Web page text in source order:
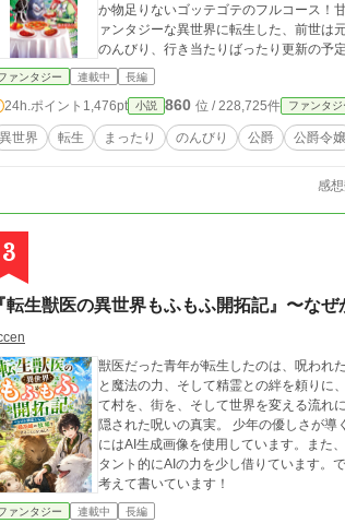
か物足りないゴッテゴテのフルコース！
ァンタジーな異世界に転生した、前世は元
のんびり、行き当たりばったり更新の予
ァンタジー 連載中 長編
24h.ポイント 1,476pt 小説 860 位 / 228,725件 ファンタジ
異世界 転生 まったり のんびり 公爵 公爵令嬢
感
3
転生獣医の異世界もふもふ開拓記』〜な
獣医だった青年が転生したのは、呪われた荒れ地を与えられ
と魔法の力、そして精霊との絆を頼りに
て村を、街を、そして世界を変える流れに――。 温かな仲間との絆、魔法と発明が織りなすスロ
隠された呪いの真実。 少年の優しさが導く、新しい世界の物語。 【毎日
にはAI生成画像を使用しています。また
タント的にAIの力を少し借りています。
考えて書いています！
ァンタジー 連載中 長編